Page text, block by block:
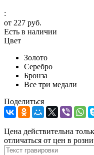
:
от 227 руб.
Есть в наличии
Цвет
Золото
Серебро
Бронза
Все три медали
Поделиться
Цена действительна
отличаться от цен в